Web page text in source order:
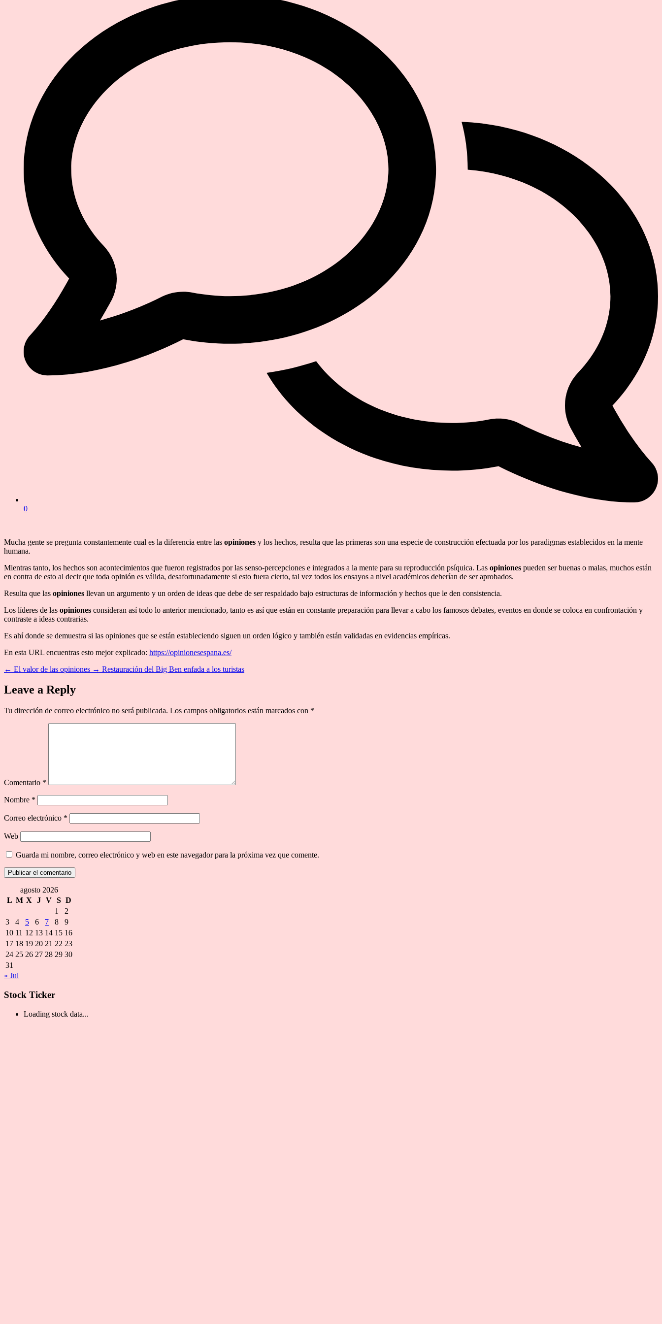
0
Mucha gente se pregunta constantemente cual es la diferencia entre las opiniones y los hechos, resulta que las primeras son una especie de construcción efectuada por los paradigmas establecidos en la mente
humana.
Mientras tanto, los hechos son acontecimientos que fueron registrados por las senso-percepciones e integrados a la mente para su reproducción psíquica. Las opiniones pueden ser buenas o malas, muchos están
en contra de esto al decir que toda opinión es válida, desafortunadamente si esto fuera cierto, tal vez todos los ensayos a nivel académicos deberían de ser aprobados.
Resulta que las opiniones llevan un argumento y un orden de ideas que debe de ser respaldado bajo estructuras de información y hechos que le den consistencia.
Los líderes de las opiniones consideran así todo lo anterior mencionado, tanto es así que están en constante preparación para llevar a cabo los famosos debates, eventos en donde se coloca en confrontación y
contraste a ideas contrarias.
Es ahí donde se demuestra si las opiniones que se están estableciendo siguen un orden lógico y también están validadas en evidencias empíricas.
En esta URL encuentras esto mejor explicado: https://opinionesespana.es/
← El valor de las opiniones → Restauración del Big Ben enfada a los turistas
Leave a Reply
Tu dirección de correo electrónico no será publicada. Los campos obligatorios están marcados con *
Comentario *
Nombre *
Correo electrónico *
Web
Guarda mi nombre, correo electrónico y web en este navegador para la próxima vez que comente.
agosto 2026
L M X J V S D
1
2
3
4 5 6 7 8
9
10 11 12 13 14 15 16
17 18 19 20 21 22 23
24 25 26 27 28 29 30
31
« Jul
Stock Ticker
Loading stock data...